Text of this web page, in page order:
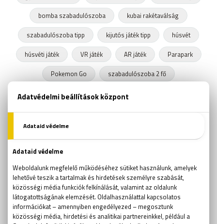
bomba szabadulószoba
kubai rakétaválság
szabadulószoba tipp
kijutós játék tipp
húsvét
húsvéti játék
VR játék AR játék
Parapark
Pokemon Go
szabadulószoba 2 fő
szabadulószoba pároknak
Szabadulószoba teljes film
fejtörők
találós kérdések
Rubik kocka
kijutós jéték
online szabadulós játékok
online kijutós játékok
kijutós játékok
szabadulós játékok
logikai játékok
aknakereső
passziánsz torpedó